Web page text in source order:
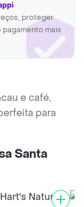
proteger
mais
e café,
para
Santa